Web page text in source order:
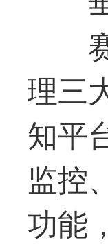
理三
知平
监控
功能